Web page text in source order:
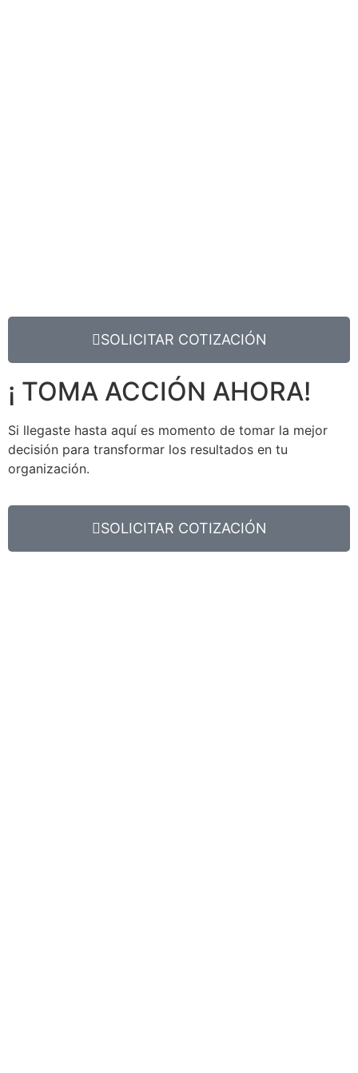
SOLICITAR COTIZACIÓN
¡ TOMA ACCIÓN AHORA!
Si llegaste hasta aquí es momento de tomar la mejor
decisión para transformar los resultados en tu
organización.
SOLICITAR COTIZACIÓN